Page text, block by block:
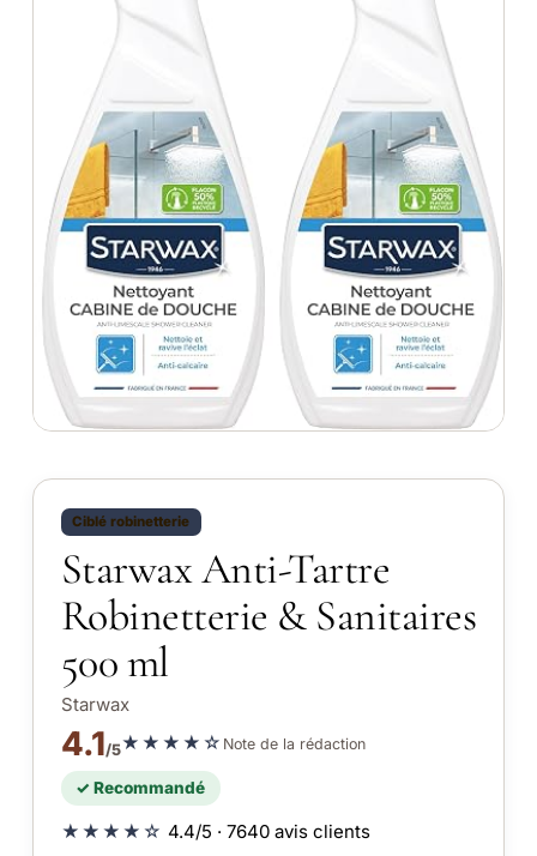
Ciblé robinetterie
Starwax Anti-Tartre
Robinetterie & Sanitaires
500 ml
Starwax
4.1/5★★★★☆ Note de la rédaction
✓ Recommandé
★★★★☆ 4.4/5 · 7640 avis clients